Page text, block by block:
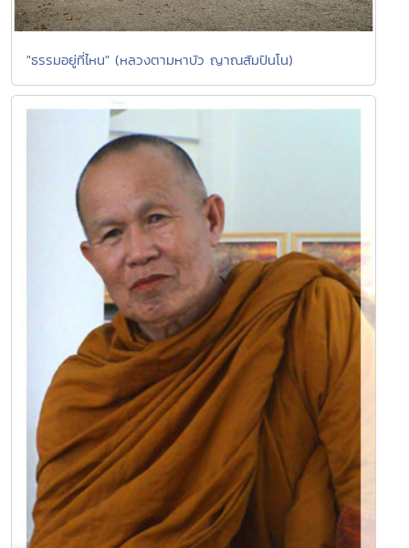
"ธรรมอยู่ที่ไหน" (หลวงตามหาบัว ญาณสัมปันโน)